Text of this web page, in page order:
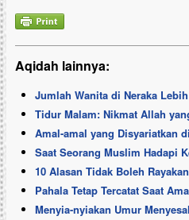
Aqidah lainnya:
Jumlah Wanita di Neraka
Tidur Malam: Nikmat Allah
Amal-amal yang Disyariatkan
Saat Seorang Muslim Hadapi
10 Alasan Tidak Boleh
Pahala Tetap Tercatat Saat
Menyia-nyiakan Umur